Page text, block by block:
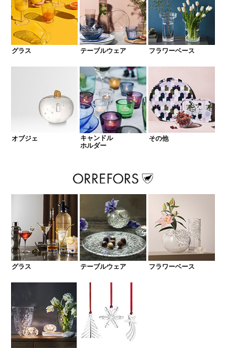
グラス テーブルウェア フラワーベース
オブジェ
キャンドル
ホルダー
その他
グラス テーブルウェア フラワーベース